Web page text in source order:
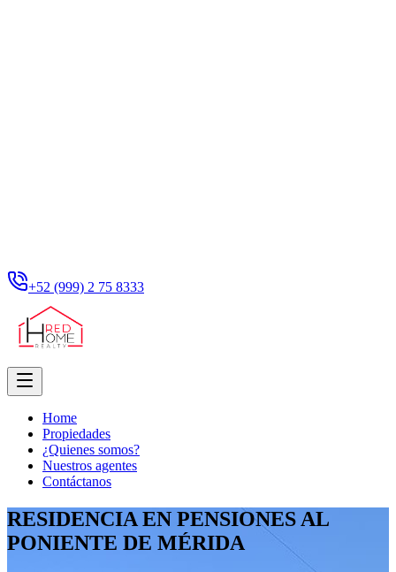
+52 (999) 2 75 8333
Home
Propiedades
¿Quienes somos?
Nuestros agentes
Contáctanos
RESIDENCIA EN PENSIONES AL
PONIENTE DE MÉRIDA